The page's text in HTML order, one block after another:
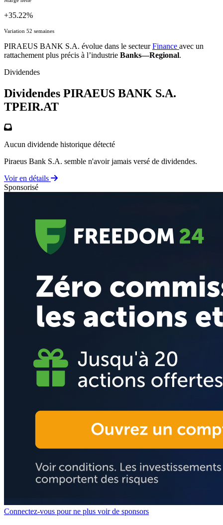
+35.22%
Variation 52 semaines
PIRAEUS BANK S.A. évolue dans le secteurFinance avec un
rattachement plus précis à l’industrie Banks—Regional.
Dividendes
Dividendes PIRAEUS BANK S.A.
TPEIR.AT
Aucun dividende historique détecté
Piraeus Bank S.A. semble n'avoir jamais versé de dividendes.
Voir en détails
Sponsorisé
Connectez-vous pour ne plus voir de sponsors